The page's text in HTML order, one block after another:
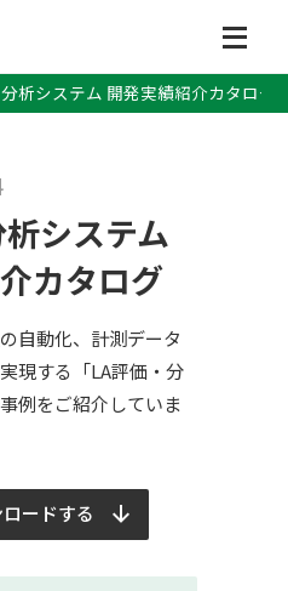
析システム 開発実績紹介カタログ
システム
カタログ
自動化、計測データ
現する「LA評価・分
例をご紹介していま
ードする